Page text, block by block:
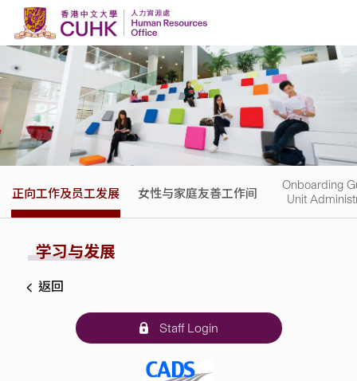
Skip to content
正向工作及员工发展 女性与家庭友善工作间
Onboarding
Unit
学习与发展
返回
Staff Login